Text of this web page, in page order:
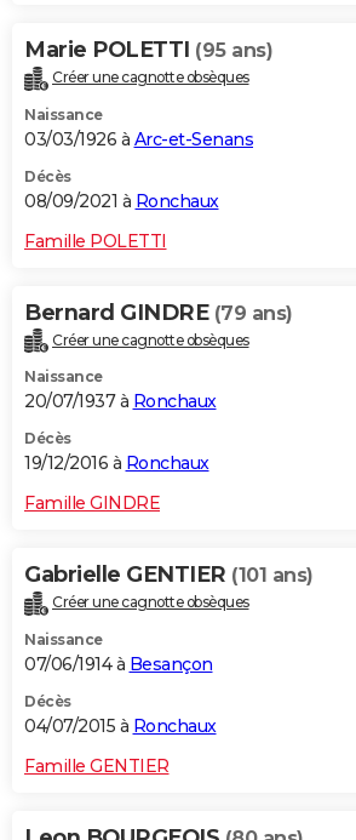
Marie POLETTI (95 ans)
Créer une cagnotte obsèques
Naissance
03/03/1926 à Arc-et-Senans
Décès
08/09/2021 à Ronchaux
Famille POLETTI
Bernard GINDRE (79 ans)
Créer une cagnotte obsèques
Naissance
20/07/1937 à Ronchaux
Décès
19/12/2016 à Ronchaux
Famille GINDRE
Gabrielle GENTIER (101 ans)
Créer une cagnotte obsèques
Naissance
07/06/1914 à Besançon
Décès
04/07/2015 à Ronchaux
Famille GENTIER